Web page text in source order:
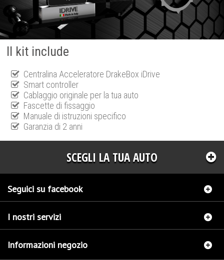
Il kit include
Centralina Acceleratore DrakeBox iDrive
Smart controller
Cablaggio originale per la tua auto
Fascette di fissaggio
Manuale di istruzioni specifico
Garanzia di 2 anni
SCEGLI LA TUA AUTO
Seguici su facebook
I nostri servizi
Informazioni negozio